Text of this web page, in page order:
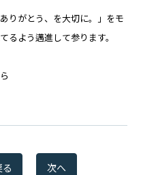
るお問い合わせ
合わせ
019
〜18:00
りがとう、を大切に。」をモ
るよう邁進して参ります。
次へ